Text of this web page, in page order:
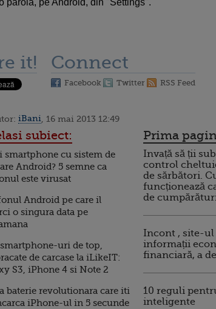
it! Connect
Facebook Twitter RSS Feed
iBani , 16 mai 2013 12:49
subiect:
smartphone cu sistem de
Android? 5 semne ca
este virusat
Android pe care il
o singura data pe
uri de top,
de carcase la iLikeIT:
S3, iPhone 4 si Note 2
baterie revolutionara care iti
iPhone-ul in 5 secunde
Prima
Invață să ții sub
control
de sărbători.
funcționează
de
Incont , site-ul
informații
financiară, a
10 reguli
inteligente